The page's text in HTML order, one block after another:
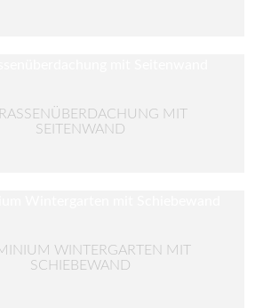
MIT
SEITENWAND
WINTERGARTEN MIT
SCHIEBEWAND